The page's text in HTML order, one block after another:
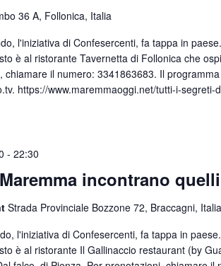
36 A, Follonica, Italia
l'iniziativa di Confesercenti, fa tappa in
è al ristorante Tavernetta di Follonica che
chiamare il numero: 3341863683. Il
https://www.maremmaoggi.net/tutti-i-
incontrano
- 22:30
Strada Provinciale Bozzone 72, Braccagni, Italia
l'iniziativa di Confesercenti, fa tappa in
è al ristorante Il Gallinaccio restaurant (by